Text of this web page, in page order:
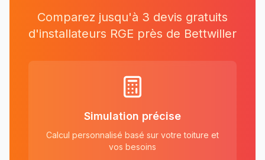
Comparez jusqu'à 3 devis gratuits
d'installateurs RGE près de Bettwiller
Simulation précise
Calcul personnalisé basé sur votre toiture et
vos besoins